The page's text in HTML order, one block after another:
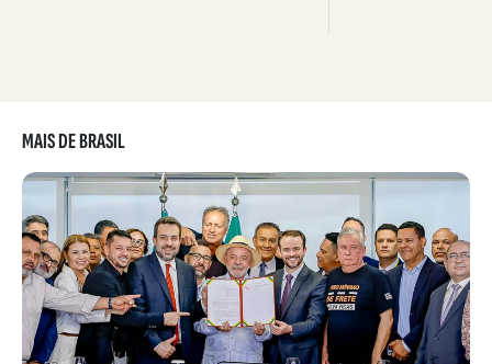
MAIS DE BRASIL